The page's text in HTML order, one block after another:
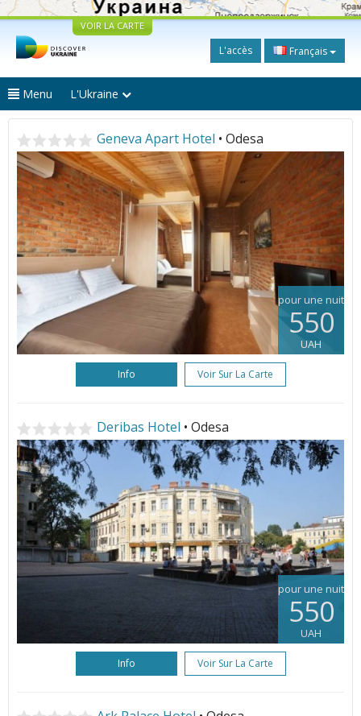
VOIR LA CARTE
L'accès Français
Menu L'Ukraine
Geneva Apart Hotel • Odesa
pour une nuit
550
UAH
Info Voir Sur La Carte
Deribas Hotel • Odesa
pour une nuit
550
UAH
Info Voir Sur La Carte